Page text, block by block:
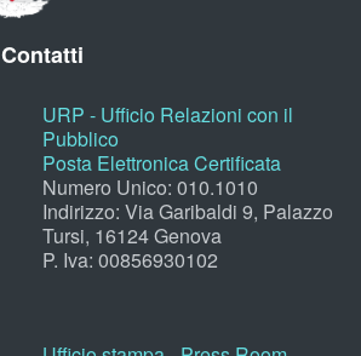
Contatti
URP - Ufficio Relazioni con il
Pubblico
Posta Elettronica Certificata
Numero Unico: 010.1010
Indirizzo: Via Garibaldi 9, Palazzo
Tursi, 16124 Genova
P. Iva: 00856930102